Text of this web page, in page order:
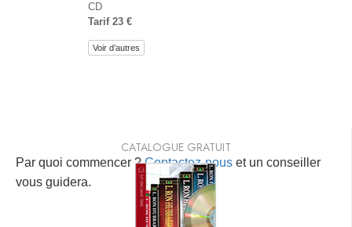
CD
Tarif 23 €
Voir d’autres
Par quoi commencer ?Contactez-nous et un conseiller
vous guidera.
CATALOGUE GRATUIT